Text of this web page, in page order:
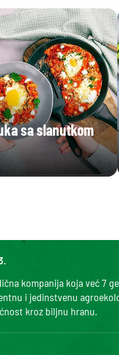
sa slanutkom
kompanija koja već 7
i jedinstvenu
kroz biljnu hranu.